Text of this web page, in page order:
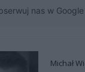
nas w
Michał